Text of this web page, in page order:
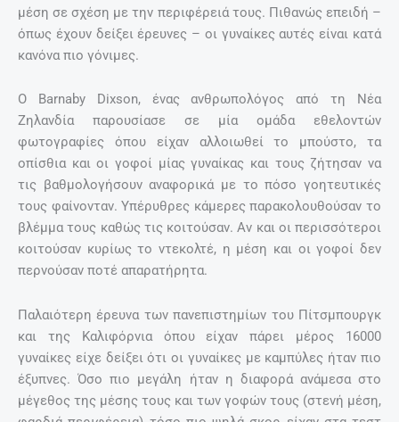
μέση σε σχέση με την περιφέρειά τους. Πιθανώς επειδή –
όπως έχουν δείξει έρευνες – οι γυναίκες αυτές είναι κατά
κανόνα πιο γόνιμες.
Ο Barnaby Dixson, ένας ανθρωπολόγος από τη Νέα
Ζηλανδία παρουσίασε σε μία ομάδα εθελοντών
φωτογραφίες όπου είχαν αλλοιωθεί το μπούστο, τα
οπίσθια και οι γοφοί μίας γυναίκας και τους ζήτησαν να
τις βαθμολογήσουν αναφορικά με το πόσο γοητευτικές
τους φαίνονταν. Υπέρυθρες κάμερες παρακολουθούσαν το
βλέμμα τους καθώς τις κοιτούσαν. Αν και οι περισσότεροι
κοιτούσαν κυρίως το ντεκολτέ, η μέση και οι γοφοί δεν
περνούσαν ποτέ απαρατήρητα.
Παλαιότερη έρευνα των πανεπιστημίων του Πίτσμπουργκ
και της Καλιφόρνια όπου είχαν πάρει μέρος 16000
γυναίκες είχε δείξει ότι οι γυναίκες με καμπύλες ήταν πιο
έξυπνες. Όσο πιο μεγάλη ήταν η διαφορά ανάμεσα στο
μέγεθος της μέσης τους και των γοφών τους (στενή μέση,